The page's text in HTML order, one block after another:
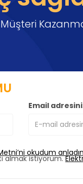
Email
okudum
almak istiyorum.